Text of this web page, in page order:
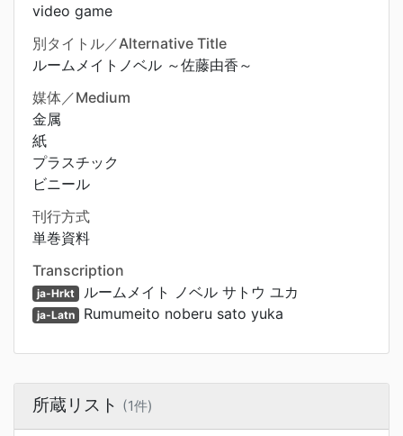
video game
別タイトル／Alternative Title
ルームメイトノベル ～佐藤由香～
媒体／Medium
金属
紙
プラスチック
ビニール
刊行方式
単巻資料
Transcription
ja-Hrkt ルームメイト ノベル サトウ ユカ
ja-Latn Rumumeito noberu sato yuka
所蔵リスト (1件)